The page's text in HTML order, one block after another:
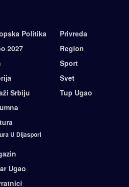
Politika
2027
Srbiju
U Dijaspori
Ugao
Privreda
Region
Sport
Svet
Tup Ugao